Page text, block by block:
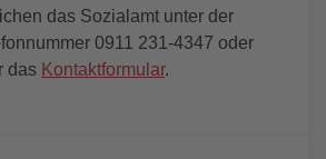
das Sozialamt unter der
0911 231-4347 oder
das Kontaktformular.